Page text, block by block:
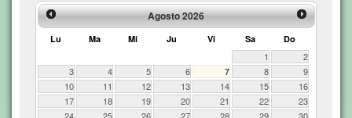
Agosto 2026
Lu Ma Mi Ju Vi Sa Do
1
2
3
4 5 6 7 8
9
10
11 12 13 14 15
16
17
18 19 20 21 22
23